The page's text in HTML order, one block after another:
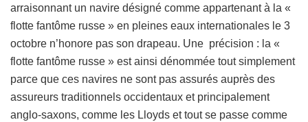
arraisonnant un navire désigné comme appartenant à la «
flotte fantôme russe » en pleines eaux internationales le 3
octobre n’honore pas son drapeau. Une précision : la «
flotte fantôme russe » est ainsi dénommée tout simplement
parce que ces navires ne sont pas assurés auprès des
assureurs traditionnels occidentaux et principalement
anglo-saxons, comme les Lloyds et tout se passe comme